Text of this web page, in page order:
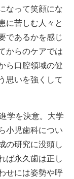
なって笑顔にな
に苦しむ人々と
であるかを感じ
からのケアでは
ら口腔領域の健
思いを強くして
学を決意。大学
小児歯科につい
の研究に没頭し
ば永久歯は正し
せには姿勢や呼